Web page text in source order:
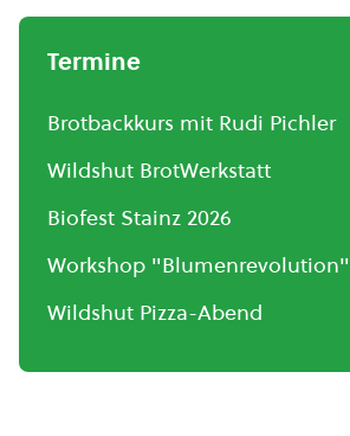
Termine
Brotbackkurs mit Rudi Pichler
Wildshut BrotWerkstatt
Biofest Stainz 2026
Workshop "Blumenrevolution"
Wildshut Pizza-Abend